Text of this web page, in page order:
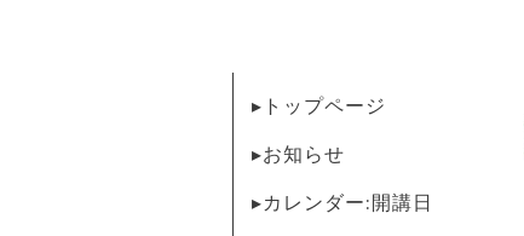
▸トップページ
▸お知らせ
▸カレンダー:開講日